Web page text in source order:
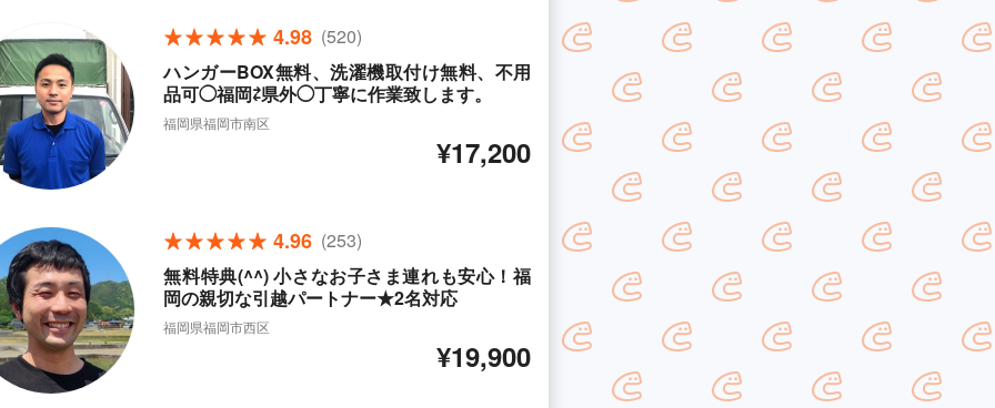
4.98 (520)
ハンガーBOX無料、洗濯機取付け無料、不用
品可◯福岡⇄県外◯丁寧に作業致します。
福岡県福岡市南区
¥17,200
4.96 (253)
無料特典(^^) 小さなお子さま連れも安心！福
岡の親切な引越パートナー★2名対応
福岡県福岡市西区
¥19,900